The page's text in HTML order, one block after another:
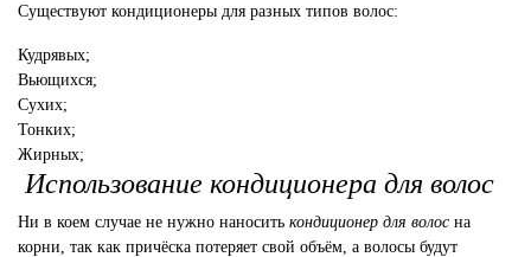
Существуют кондиционеры для разных типов волос:
Кудрявых;
Вьющихся;
Сухих;
Тонких;
Жирных;
Использование кондиционера для волос
Ни в коем случае не нужно наносить кондиционер для волос на
корни, так как причёска потеряет свой объём, а волосы будут